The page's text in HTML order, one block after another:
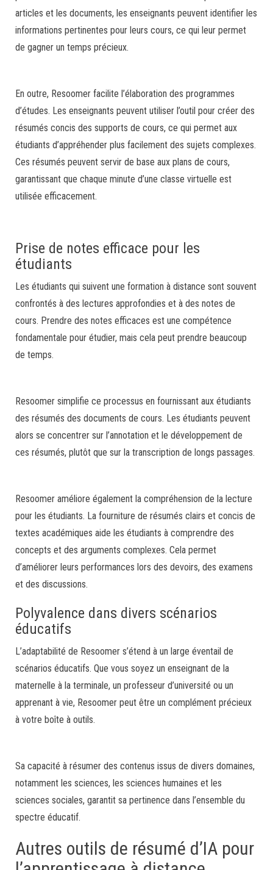
articles et les documents, les enseignants peuvent identifier les
informations pertinentes pour leurs cours, ce qui leur permet
de gagner un temps précieux.
En outre, Resoomer facilite l’élaboration des programmes
d’études. Les enseignants peuvent utiliser l’outil pour créer des
résumés concis des supports de cours, ce qui permet aux
étudiants d’appréhender plus facilement des sujets complexes.
Ces résumés peuvent servir de base aux plans de cours,
garantissant que chaque minute d’une classe virtuelle est
utilisée efficacement.
Prise de notes efficace pour les
étudiants
Les étudiants qui suivent une formation à distance sont souvent
confrontés à des lectures approfondies et à des notes de
cours. Prendre des notes efficaces est une compétence
fondamentale pour étudier, mais cela peut prendre beaucoup
de temps.
Resoomer simplifie ce processus en fournissant aux étudiants
des résumés des documents de cours. Les étudiants peuvent
alors se concentrer sur l’annotation et le développement de
ces résumés, plutôt que sur la transcription de longs passages.
Resoomer améliore également la compréhension de la lecture
pour les étudiants. La fourniture de résumés clairs et concis de
textes académiques aide les étudiants à comprendre des
concepts et des arguments complexes. Cela permet
d’améliorer leurs performances lors des devoirs, des examens
et des discussions.
Polyvalence dans divers scénarios
éducatifs
L’adaptabilité de Resoomer s’étend à un large éventail de
scénarios éducatifs. Que vous soyez un enseignant de la
maternelle à la terminale, un professeur d’université ou un
apprenant à vie, Resoomer peut être un complément précieux
à votre boîte à outils.
Sa capacité à résumer des contenus issus de divers domaines,
notamment les sciences, les sciences humaines et les
sciences sociales, garantit sa pertinence dans l’ensemble du
spectre éducatif.
Autres outils de résumé d’IA pour